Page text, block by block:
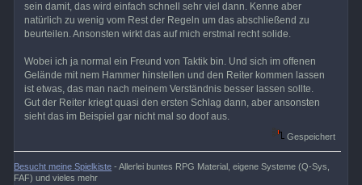
sein damit, das wird einfach schnell sehr viel dann. Kenne aber
natürlich zu wenig vom Rest der Regeln um das abschließend zu
beurteilen. Ansonsten wirkt das auf mich erstmal recht solide.
Wobei ich ja normal ein Freund von Taktik bin. Und sich im offenen
Gelände mit nem Hammer hinstellen und den Reiter kommen lassen
ist etwas, das man nach meinem Verständnis besser lassen sollte.
Gut der Reiter kriegt quasi den ersten Schlag dann, aber ansonsten
sieht das im Beispiel gar nicht mal so doof aus.
Gespeichert
Besucht meine Spielkiste - Allerlei buntes RPG Material, eigene Systeme (Q-Sys,
FAF) und vieles mehr